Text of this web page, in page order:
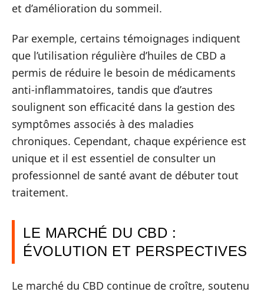
et d’amélioration du sommeil.
Par exemple, certains témoignages indiquent
que l’utilisation régulière d’huiles de CBD a
permis de réduire le besoin de médicaments
anti-inflammatoires, tandis que d’autres
soulignent son efficacité dans la gestion des
symptômes associés à des maladies
chroniques. Cependant, chaque expérience est
unique et il est essentiel de consulter un
professionnel de santé avant de débuter tout
traitement.
LE MARCHÉ DU CBD :
ÉVOLUTION ET PERSPECTIVES
Le marché du CBD continue de croître, soutenu